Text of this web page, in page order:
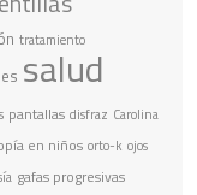
tratamiento
salud
pantallas disfraz Carolina
en niños orto-k ojos
gafas progresivas